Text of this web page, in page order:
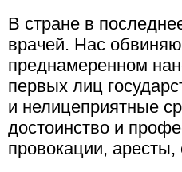
В стране в
врачей. Нас
преднамеренном
первых лиц
и нелицеприятные
достоинство и
провокации,